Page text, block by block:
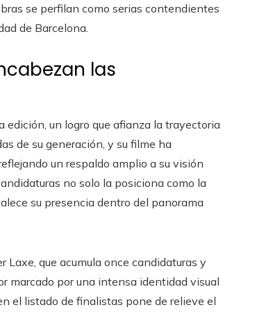
se perfilan como serias contendientes
de Barcelona.
las
edición, un logro que afianza la trayectoria
de su generación, y su filme ha
un respaldo amplio a su visión
no solo la posiciona como la
su presencia dentro del panorama
Laxe, que acumula once candidaturas y
marcado por una intensa identidad visual
el listado de finalistas pone de relieve el